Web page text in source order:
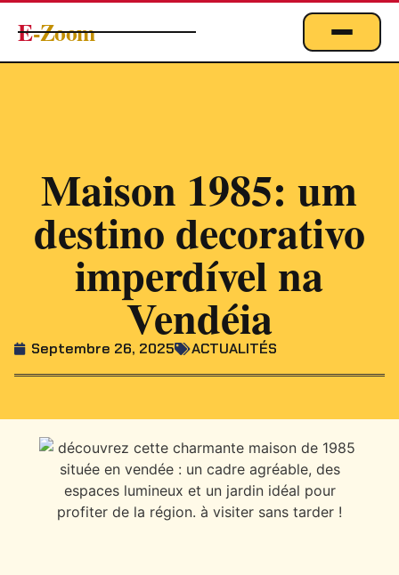
E-Zoom
EMPLOI
MARKETING & DIGITAL
TECHNOLOGIE
Maison 1985: um
destino decorativo
imperdível na
Vendéia
Septembre 26, 2025 ACTUALITÉS